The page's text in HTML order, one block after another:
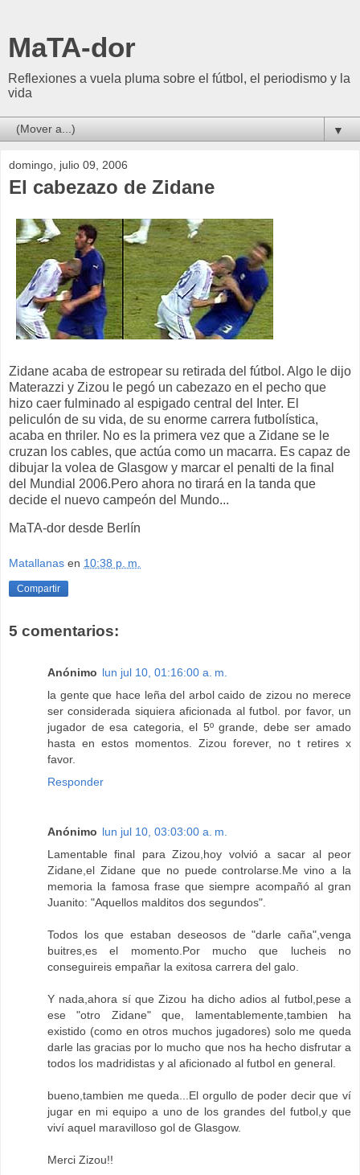
MaTA-dor
Reflexiones a vuela pluma sobre el fútbol, el periodismo y la
vida
▼
domingo, julio 09, 2006
El cabezazo de Zidane
Zidane acaba de estropear su retirada del fútbol. Algo le dijo
Materazzi y Zizou le pegó un cabezazo en el pecho que
hizo caer fulminado al espigado central del Inter. El
peliculón de su vida, de su enorme carrera futbolística,
acaba en thriler. No es la primera vez que a Zidane se le
cruzan los cables, que actúa como un macarra. Es capaz de
dibujar la volea de Glasgow y marcar el penalti de la final
del Mundial 2006.Pero ahora no tirará en la tanda que
decide el nuevo campeón del Mundo...
MaTA-dor desde Berlín
Matallanas en 10:38 p. m.
Compartir
5 comentarios:
Anónimo lun jul 10, 01:16:00 a. m.
la gente que hace leña del arbol caido de zizou no merece
ser considerada siquiera aficionada al futbol. por favor, un
jugador de esa categoria, el 5º grande, debe ser amado
hasta en estos momentos. Zizou forever, no t retires x
favor.
Responder
Anónimo lun jul 10, 03:03:00 a. m.
Lamentable final para Zizou,hoy volvió a sacar al peor
Zidane,el Zidane que no puede controlarse.Me vino a la
memoria la famosa frase que siempre acompañó al gran
Juanito: "Aquellos malditos dos segundos".
Todos los que estaban deseosos de "darle caña",venga
buitres,es el momento.Por mucho que lucheis no
conseguireis empañar la exitosa carrera del galo.
Y nada,ahora sí que Zizou ha dicho adios al futbol,pese a
ese "otro Zidane" que, lamentablemente,tambien ha
existido (como en otros muchos jugadores) solo me queda
darle las gracias por lo mucho que nos ha hecho disfrutar a
todos los madridistas y al aficionado al futbol en general.
bueno,tambien me queda...El orgullo de poder decir que ví
jugar en mi equipo a uno de los grandes del futbol,y que
viví aquel maravilloso gol de Glasgow.
Merci Zizou!!